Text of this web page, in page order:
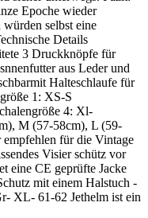
Epoche wieder
selbst eine
Details
3 Druckknöpfe für
aus Leder und
Halteschlaufe für
1: XS-S
4: Xl-
M (57-58cm), L (59-
für die Vintage
Visier schütz vor
eine CE geprüfte Jacke
mit einem Halstuch -
XL- 61-62 Jethelm ist ein